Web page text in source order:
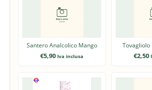
Santero Analcolico Mango
€5,90 Iva inclusa
Tovagliolo
€2,50